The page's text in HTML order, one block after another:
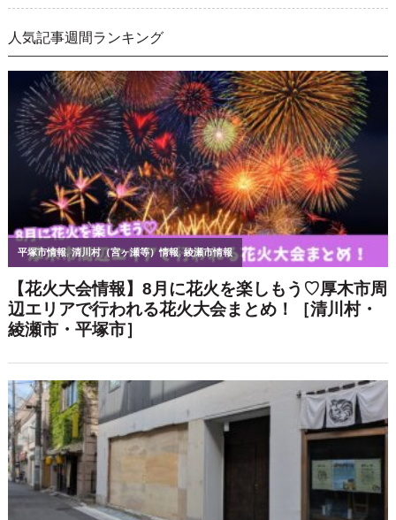
インスタはコチラ▶▶▶
限定のお得情報も！
▼LINE＠はじめました▼
または「@hug1203y」で検索
<< 前の記事へ 次の記事へ>>
サイト内検索
検索: